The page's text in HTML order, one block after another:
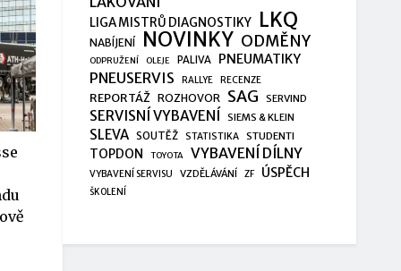
LIGA MISTRŮ DIAGNOSTIKY LKQ
NABÍJENÍ NOVINKY ODMĚNY
ODPRUŽENÍ OLEJE PALIVA PNEUMATIKY
PNEUSERVIS RALLYE RECENZE
REPORTÁŽ ROZHOVOR SAG SERVIND
SERVISNÍ VYBAVENÍ SIEMS & KLEIN
SLEVA SOUTĚŽ STATISTIKA STUDENTI
TOPDON TOYOTA VYBAVENÍ DÍLNY
VYBAVENÍ SERVISU VZDĚLÁVÁNÍ ZF ÚSPĚCH
ŠKOLENÍ